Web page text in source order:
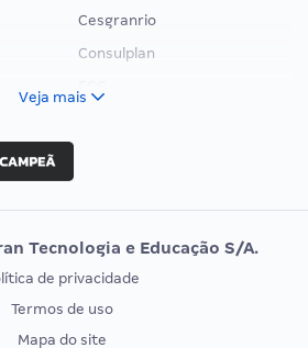
Cesgranrio
Consulplan
Vunesp
EXAME DE ORDEM
Veja mais
Tecnologia e Educação S/A.
de privacidade
Termos de uso
Mapa do site